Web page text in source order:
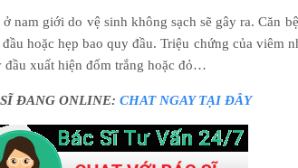
nam giới do vệ sinh không sạch sẽ gây ra. Căn
hoặc hẹp bao quy đầu. Triệu chứng của viêm
đầu xuất hiện đốm trắng hoặc đỏ…
ĐANG ONLINE: CHAT NGAY TẠI ĐÂY